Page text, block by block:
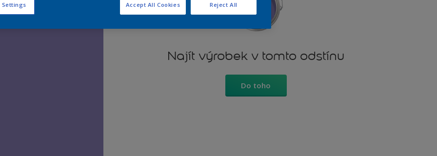
Najít výrobek v tomto odstínu
Do toho
Settings Reject All
Accept All Cookies